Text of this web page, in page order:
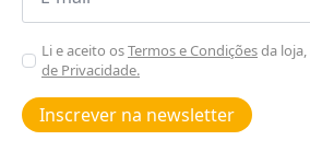
Aceitar
Poiticas
de
privacidade
Li e aceito osTermos e Condiçõesda
de Privacidade.
Inscrever na newsletter